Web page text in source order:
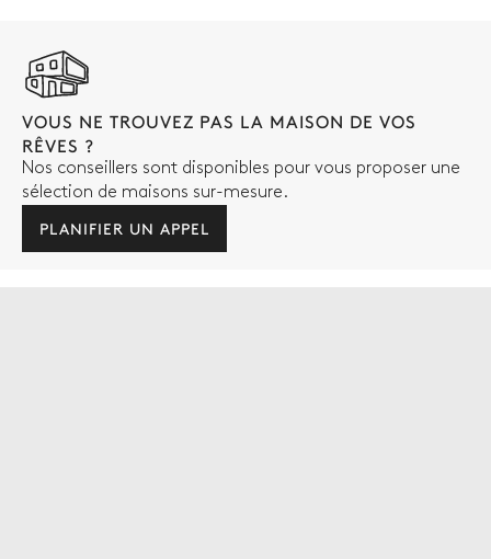
VOUS NE TROUVEZ PAS LA MAISON DE VOS
RÊVES ?
Nos conseillers sont disponibles pour vous proposer une
sélection de maisons sur-mesure.
PLANIFIER UN APPEL